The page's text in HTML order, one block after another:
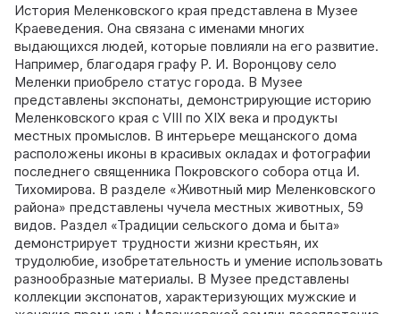
История Меленковского края представлена в Музее
Краеведения. Она связана с именами многих
выдающихся людей, которые повлияли на его развитие.
Например, благодаря графу Р. И. Воронцову село
Меленки приобрело статус города. В Музее
представлены экспонаты, демонстрирующие историю
Меленковского края с VIII по XIX века и продукты
местных промыслов. В интерьере мещанского дома
расположены иконы в красивых окладах и фотографии
последнего священника Покровского собора отца И.
Тихомирова. В разделе «Животный мир Меленковского
района» представлены чучела местных животных, 59
видов. Раздел «Традиции сельского дома и быта»
демонстрирует трудности жизни крестьян, их
трудолюбие, изобретательность и умение использовать
разнообразные материалы. В Музее представлены
коллекции экспонатов, характеризующих мужские и